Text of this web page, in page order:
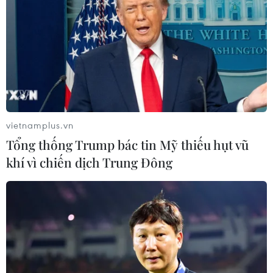
Thượng tướng Bế Xuân Trường - Chủ tịch Hội Cựu Chiến binh
Việt Nam. (Ảnh: Minh Anh/Vietnam+)
Thượng tướng khẳng định với người làm báo,
cuộc thi đua của các đồng chí chính là góp phần
vào công cuộc thi đua chung của đất nước, phát
vietnamplus.vn
Tổng thống Trump bác tin Mỹ thiếu hụt vũ
khí vì chiến dịch Trung Đông